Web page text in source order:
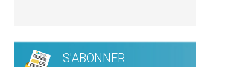
S'ABONNER